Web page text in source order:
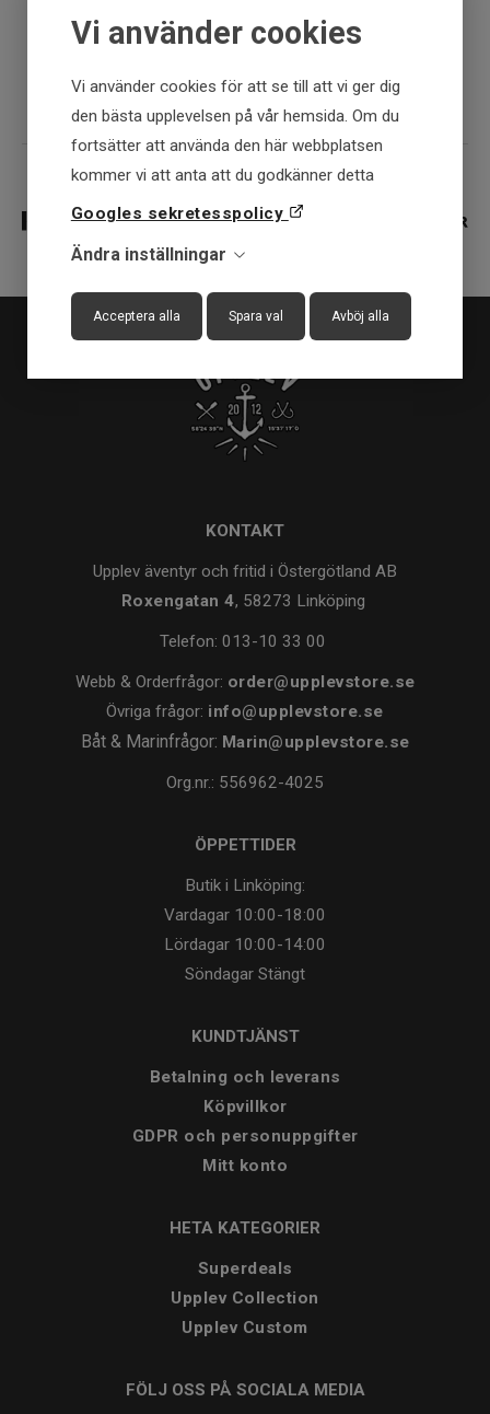
Vi använder cookies
Vi använder cookies för att se till att vi ger dig
den bästa upplevelsen på vår hemsida. Om du
fortsätter att använda den här webbplatsen
kommer vi att anta att du godkänner detta
Googles sekretesspolicy
Ändra inställningar
Acceptera alla Spara val Avböj alla
KONTAKT
Upplev äventyr och fritid i Östergötland AB
Roxengatan 4, 58273 Linköping
Telefon: 013-10 33 00
Webb & Orderfrågor: order@upplevstore.se
Övriga frågor: info@upplevstore.se
Båt & Marinfrågor: Marin@upplevstore.se
Org.nr.: 556962-4025
ÖPPETTIDER
Butik i Linköping:
Vardagar 10:00-18:00
Lördagar 10:00-14:00
Söndagar Stängt
KUNDTJÄNST
Betalning och leverans
Köpvillkor
GDPR och personuppgifter
Mitt konto
HETA KATEGORIER
Superdeals
Upplev Collection
Upplev Custom
FÖLJ OSS PÅ SOCIALA MEDIA